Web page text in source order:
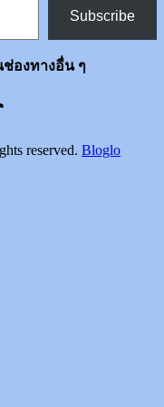
Subscribe
ช่องทางอื่น ๆ
reserved. Bloglo